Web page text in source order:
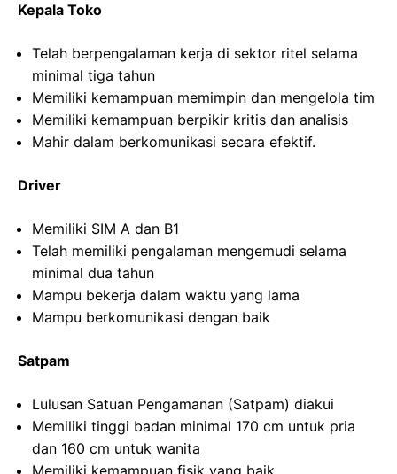
Kepala Toko
Telah berpengalaman kerja di sektor ritel selama
minimal tiga tahun
Memiliki kemampuan memimpin dan mengelola tim
Memiliki kemampuan berpikir kritis dan analisis
Mahir dalam berkomunikasi secara efektif.
Driver
Memiliki SIM A dan B1
Telah memiliki pengalaman mengemudi selama
minimal dua tahun
Mampu bekerja dalam waktu yang lama
Mampu berkomunikasi dengan baik
Satpam
Lulusan Satuan Pengamanan (Satpam) diakui
Memiliki tinggi badan minimal 170 cm untuk pria
dan 160 cm untuk wanita
Memiliki kemampuan fisik yang baik